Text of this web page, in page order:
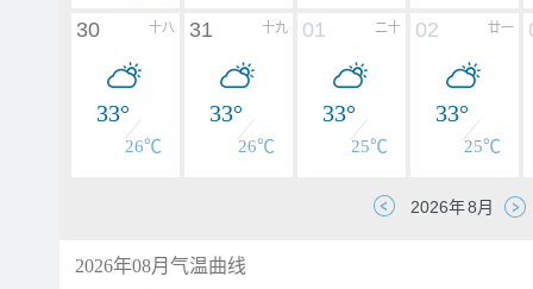
十八
30
33°
26℃
十九
31
33°
26℃
二十
01
33°
25℃
廿一
02
33°
25℃
2026年08月气温曲线